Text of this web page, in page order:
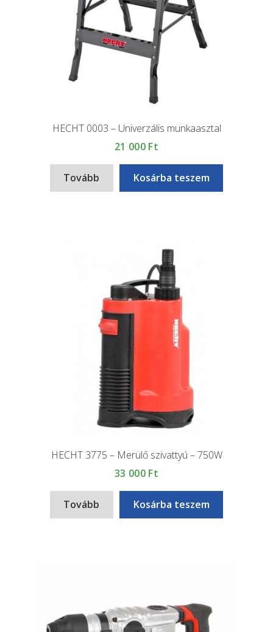
HECHT 0003 – Univerzális munkaasztal
21 000 Ft
Tovább Kosárba teszem
HECHT 3775 – Merülő szivattyú – 750W
33 000 Ft
Tovább Kosárba teszem